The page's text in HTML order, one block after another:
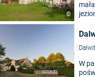
©
W